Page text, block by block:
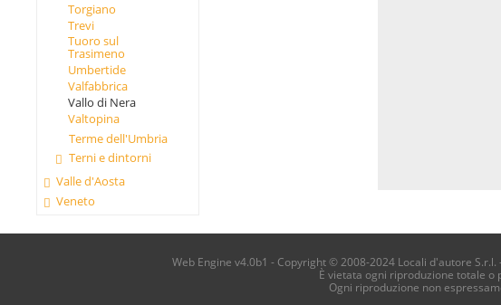
Torgiano
Trevi
Tuoro sul
Trasimeno
Umbertide
Valfabbrica
Vallo di Nera
Valtopina
Terme dell'Umbria
Terni e dintorni
Valle d'Aosta
Veneto
Web Engine v4.0b1 - Copyright © 2008-2024 Locali d'autore S.r.l.
È vietata ogni riproduzione totale
Ogni riproduzione non